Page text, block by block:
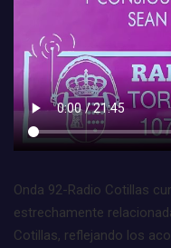
Onda 92-Radio Cotillas
estrechamente
Cotillas, reflejando los